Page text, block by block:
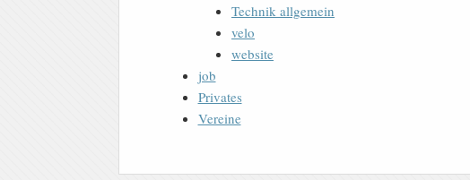
Technik allgemein
velo
website
job
Privates
Vereine